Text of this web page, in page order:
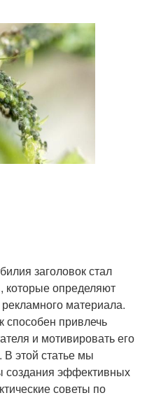
заголовок стал
которые определяют
материала.
привлечь
и мотивировать его
В этой статье мы
создания эффективных
советы по